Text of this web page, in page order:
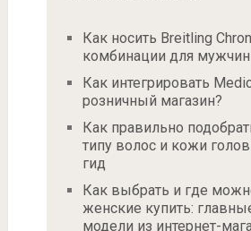
Как носить Breitling
комбинации для
Как интегрировать
розничный магазин?
Как правильно
типу волос и кожи
гид
Как выбрать и где
женские купить:
модели из интернет-